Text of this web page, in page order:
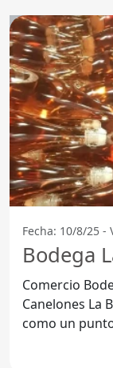
Fecha: 10/8/25 -
Bodega
Comercio
Canelones La Bodega La Carolina se ha consolidado
como un